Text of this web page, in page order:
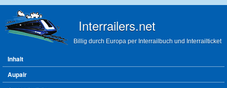
Interrailers.net
Billig durch Europa per Interrailbuch und Interrailticket
Hauptmenü
Inhalt
Aupair